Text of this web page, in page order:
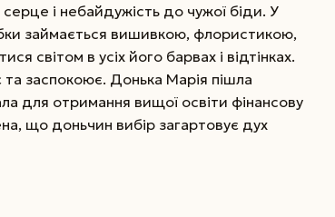
і небайдужість до чужої біди. У
займається вишивкою, флористикою,
світом в усіх його барвах і відтінках.
заспокоює. Донька Марія пішла
для отримання вищої освіти фінансову
що доньчин вибір загартовує дух